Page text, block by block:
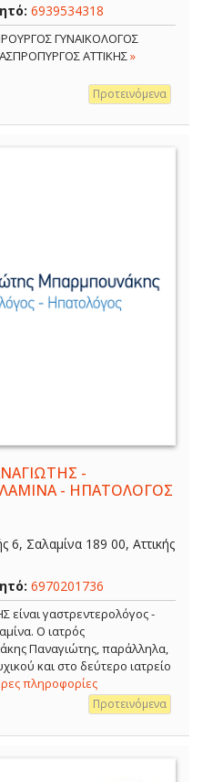
6939534318
ΓΥΝΑΙΚΟΛΟΓΟΣ
ΑΤΤΙΚΗΣ»
Προτεινόμενα
-
- ΗΠΑΤΟΛΟΓΟΣ
Σαλαμίνα 189 00, Αττικής
6970201736
γαστρεντερολόγος -
Ο ιατρός
Παναγιώτης, παράλληλα,
και στο δεύτερο ιατρείο
πληροφορίες
Προτεινόμενα